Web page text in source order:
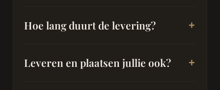
Hoe lang duurt de levering?
Leveren en plaatsen jullie ook?